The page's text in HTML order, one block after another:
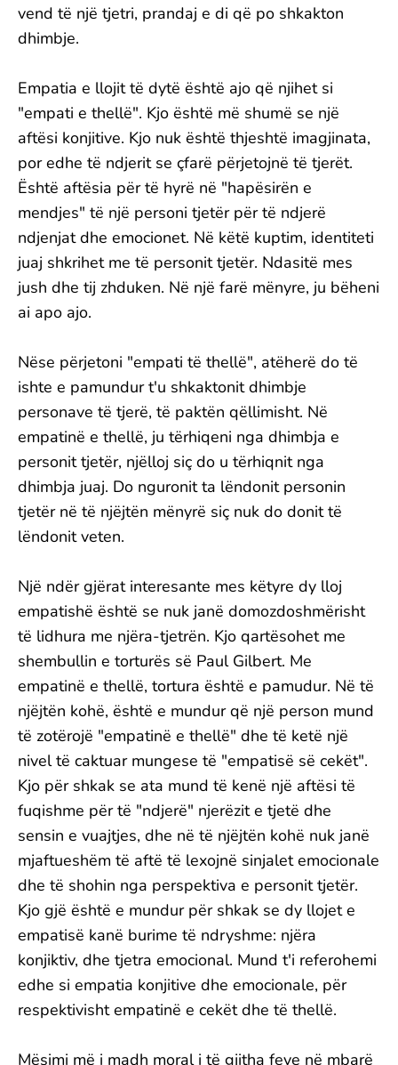
vend të një tjetri, prandaj e di që po shkakton
dhimbje.
Empatia e llojit të dytë është ajo që njihet si
"empati e thellë". Kjo është më shumë se një
aftësi konjitive. Kjo nuk është thjeshtë imagjinata,
por edhe të ndjerit se çfarë përjetojnë të tjerët.
Është aftësia për të hyrë në "hapësirën e
mendjes" të një personi tjetër për të ndjerë
ndjenjat dhe emocionet. Në këtë kuptim, identiteti
juaj shkrihet me të personit tjetër. Ndasitë mes
jush dhe tij zhduken. Në një farë mënyre, ju bëheni
ai apo ajo.
Nëse përjetoni "empati të thellë", atëherë do të
ishte e pamundur t'u shkaktonit dhimbje
personave të tjerë, të paktën qëllimisht. Në
empatinë e thellë, ju tërhiqeni nga dhimbja e
personit tjetër, njëlloj siç do u tërhiqnit nga
dhimbja juaj. Do nguronit ta lëndonit personin
tjetër në të njëjtën mënyrë siç nuk do donit të
lëndonit veten.
Një ndër gjërat interesante mes këtyre dy lloj
empatishë është se nuk janë domozdoshmërisht
të lidhura me njëra-tjetrën. Kjo qartësohet me
shembullin e torturës së Paul Gilbert. Me
empatinë e thellë, tortura është e pamudur. Në të
njëjtën kohë, është e mundur që një person mund
të zotërojë "empatinë e thellë" dhe të ketë një
nivel të caktuar mungese të "empatisë së cekët".
Kjo për shkak se ata mund të kenë një aftësi të
fuqishme për të "ndjerë" njerëzit e tjetë dhe
sensin e vuajtjes, dhe në të njëjtën kohë nuk janë
mjaftueshëm të aftë të lexojnë sinjalet emocionale
dhe të shohin nga perspektiva e personit tjetër.
Kjo gjë është e mundur për shkak se dy llojet e
empatisë kanë burime të ndryshme: njëra
konjiktiv, dhe tjetra emocional. Mund t'i referohemi
edhe si empatia konjitive dhe emocionale, për
respektivisht empatinë e cekët dhe të thellë.
Mësimi më i madh moral i të gjitha feve në mbarë